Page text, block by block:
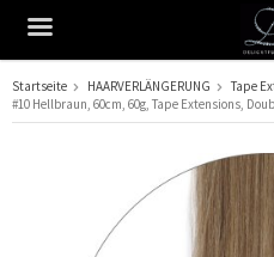
Das Produkt wurde in
Startseite HAARVERLÄNGERUNG Tape
#10 Hellbraun, 60cm, 60g, Tape Extensions,